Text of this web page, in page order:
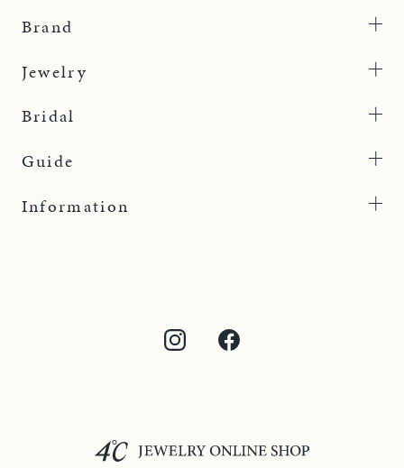
Brand
Jewelry
Bridal
Guide
Information